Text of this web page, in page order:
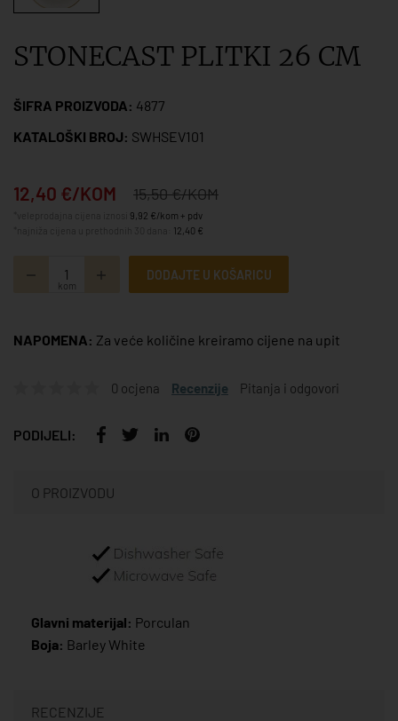
STONECAST PLITKI 26 CM
ŠIFRA PROIZVODA: 4877
KATALOŠKI BROJ: SWHSEV101
12,40 €/KOM 15,50 €/KOM
9,92 €/kom + pdv
12,40 €
kom
DODAJTE U KOŠARICU
NAPOMENA: Za veće količine kreiramo cijene na upit
0 ocjena Recenzije Pitanja i odgovori
PODIJELI:
O PROIZVODU
Glavni materijal: Porculan
Boja: Barley White
RECENZIJE